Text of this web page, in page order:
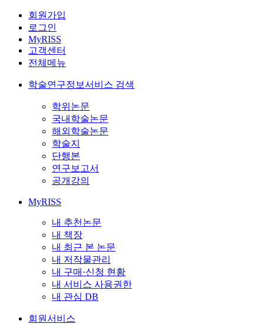
회원가입
로그인
MyRISS
고객센터
전체메뉴
학술연구정보서비스 검색
학위논문
국내학술논문
해외학술논문
학술지
단행본
연구보고서
공개강의
MyRISS
내 추천논문
내 책장
내 최근 본 논문
내 저작물관리
내 구매·신청 현황
내 서비스 사용권한
내 관심 DB
회원서비스